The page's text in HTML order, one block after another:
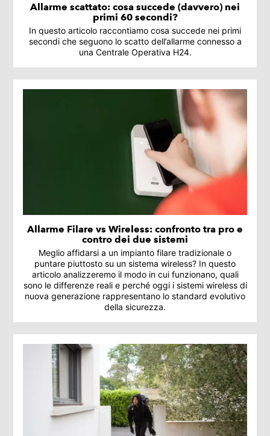
Allarme scattato: cosa succede (davvero) nei
primi 60 secondi?
In questo articolo raccontiamo cosa succede nei primi
secondi che seguono lo scatto dell’allarme connesso a
una Centrale Operativa H24.
Allarme Filare vs Wireless: confronto tra pro e
contro dei due sistemi
Meglio affidarsi a un impianto filare tradizionale o
puntare piuttosto su un sistema wireless? In questo
articolo analizzeremo il modo in cui funzionano, quali
sono le differenze reali e perché oggi i sistemi wireless di
nuova generazione rappresentano lo standard evolutivo
della sicurezza.